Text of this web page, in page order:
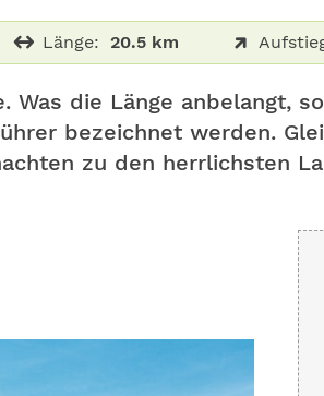
Länge: 20.5 km
die Länge anbelangt,
bezeichnet werden.
zu den herrlichsten